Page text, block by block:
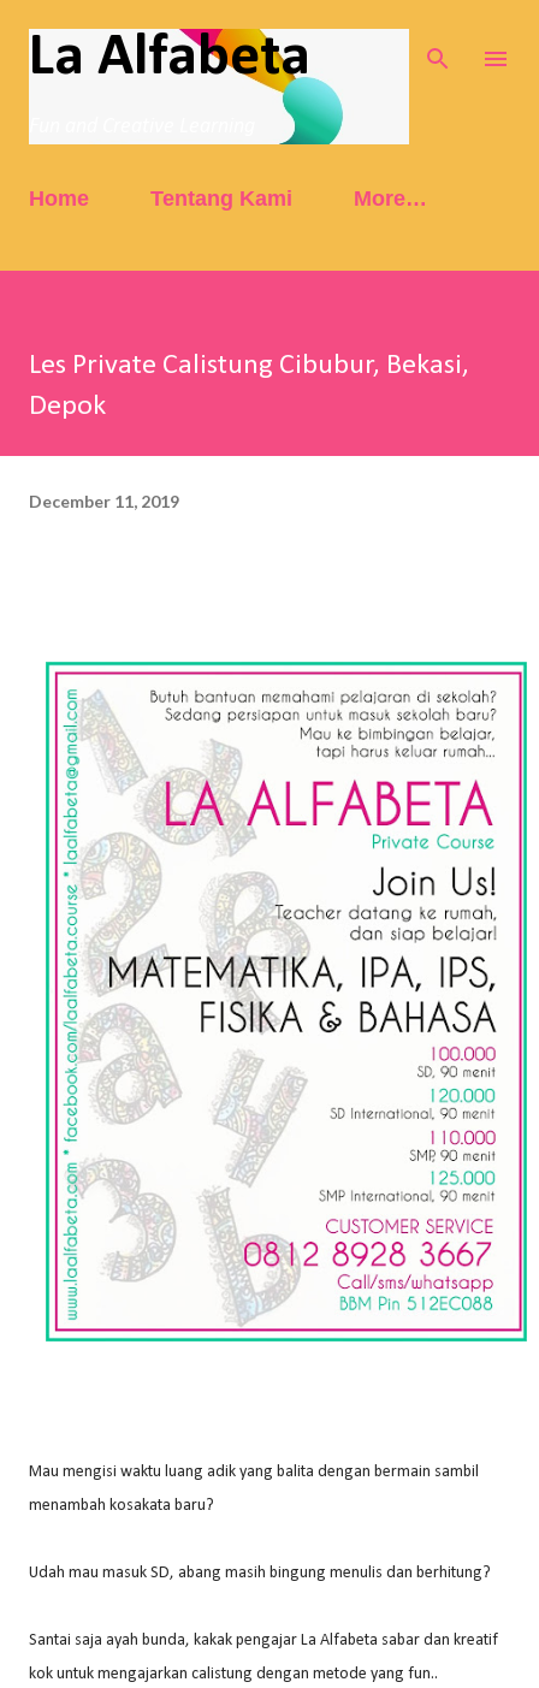
Skip to main content
La Alfabeta
Home Tentang Kami More…
Les Private Calistung Cibubur, Bekasi,
Depok
December 11, 2019
Mau mengisi waktu luang adik yang balita dengan bermain sambil
menambah kosakata baru?
Udah mau masuk SD, abang masih bingung menulis dan berhitung?
Santai saja ayah bunda, kakak pengajar La Alfabeta sabar dan kreatif
kok untuk mengajarkan calistung dengan metode yang fun..